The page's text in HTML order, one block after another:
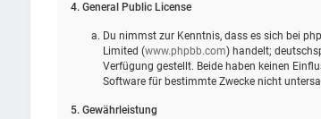
4. General Public License
Du nimmst zur Kenntnis, dass es sich bei
Limited (www.phpbb.com) handelt;
Verfügung gestellt. Beide haben keinen
Software für bestimmte Zwecke nicht
5. Gewährleistung